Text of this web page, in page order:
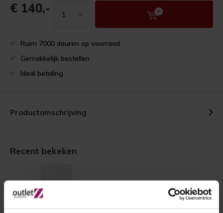
€ 140,-
Ruim 7000 deuren op voorraad
Gemakkelijk bestellen
Ideal betaling
Productomschrijving
Recent bekeken